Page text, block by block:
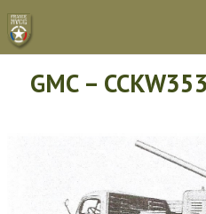
GMC –